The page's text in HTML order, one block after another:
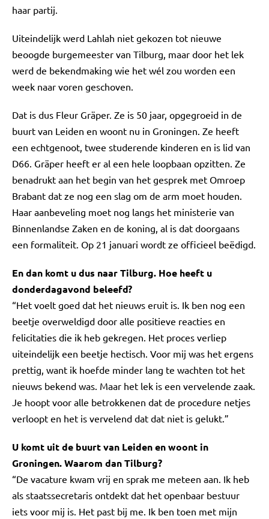
haar partij.
Uiteindelijk werd Lahlah niet gekozen tot nieuwe
beoogde burgemeester van Tilburg, maar door het lek
werd de bekendmaking wie het wél zou worden een
week naar voren geschoven.
Dat is dus Fleur Gräper. Ze is 50 jaar, opgegroeid in de
buurt van Leiden en woont nu in Groningen. Ze heeft
een echtgenoot, twee studerende kinderen en is lid van
D66. Gräper heeft er al een hele loopbaan opzitten. Ze
benadrukt aan het begin van het gesprek met Omroep
Brabant dat ze nog een slag om de arm moet houden.
Haar aanbeveling moet nog langs het ministerie van
Binnenlandse Zaken en de koning, al is dat doorgaans
een formaliteit. Op 21 januari wordt ze officieel beëdigd.
En dan komt u dus naar Tilburg. Hoe heeft u
donderdagavond beleefd?
“Het voelt goed dat het nieuws eruit is. Ik ben nog een
beetje overweldigd door alle positieve reacties en
felicitaties die ik heb gekregen. Het proces verliep
uiteindelijk een beetje hectisch. Voor mij was het ergens
prettig, want ik hoefde minder lang te wachten tot het
nieuws bekend was. Maar het lek is een vervelende zaak.
Je hoopt voor alle betrokkenen dat de procedure netjes
verloopt en het is vervelend dat dat niet is gelukt.”
U komt uit de buurt van Leiden en woont in
Groningen. Waarom dan Tilburg?
“De vacature kwam vrij en sprak me meteen aan. Ik heb
als staatssecretaris ontdekt dat het openbaar bestuur
iets voor mij is. Het past bij me. Ik ben toen met mijn